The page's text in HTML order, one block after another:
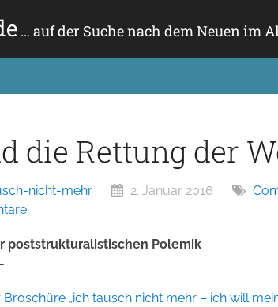
… auf der Suche nach dem Neuen im
die Rettung der
nicht-mehr 2. Januar 2016
poststrukturalistischen Polemik
Broschüre „ich tausch nicht mehr – ich will